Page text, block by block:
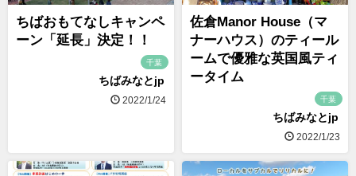
ちばおもてなしキャンペ
ーン「延長」決定！！
千葉
ちばみなとjp
2022/1/24
佐倉Manor House（マ
ナーハウス）のティール
ームで優雅な英国風ティ
ータイム
千葉
ちばみなとjp
2022/1/23